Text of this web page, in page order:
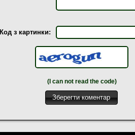
Код з картинки:
(I can not read the code)